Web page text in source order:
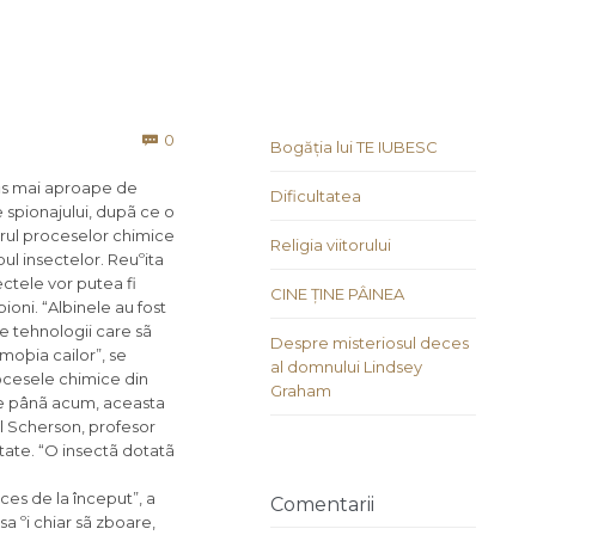
 0
mai aproape de
dupã ce o
proceselor chimice
insectelor. Reuºita
vor putea fi
“Albinele au fost
tehnologii care sã
cailor”, se
chimice din
pânã acum, aceasta
profesor
“O insectã dotatã
de la început”, a
ºi chiar sã zboare,
Bogăția lui TE IUBESC
Dificultatea
Religia viitorului
CINE ȚINE PÂINEA
Despre misteriosul deces
al domnului Lindsey
Graham
Comentarii